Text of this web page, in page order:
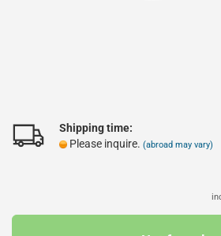
Shipping time:
Please inquire. (abroad may vary)